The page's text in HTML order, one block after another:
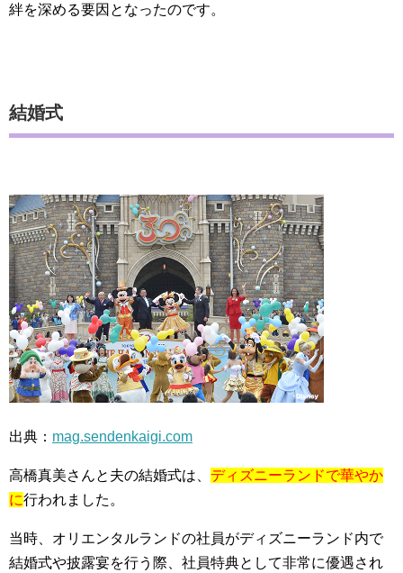
絆を深める要因となったのです。
結婚式
出典： mag.sendenkaigi.com
高橋真美さんと夫の結婚式は、 ディズニーランドで華やか
に行われました。
当時、オリエンタルランドの社員がディズニーランド内で
結婚式や披露宴を行う際、社員特典として非常に優遇され